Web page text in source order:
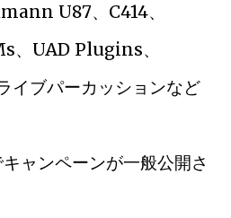
U87、C414、
、UAD Plugins、
ブパーカッションなど
ャンペーンが一般公開さ